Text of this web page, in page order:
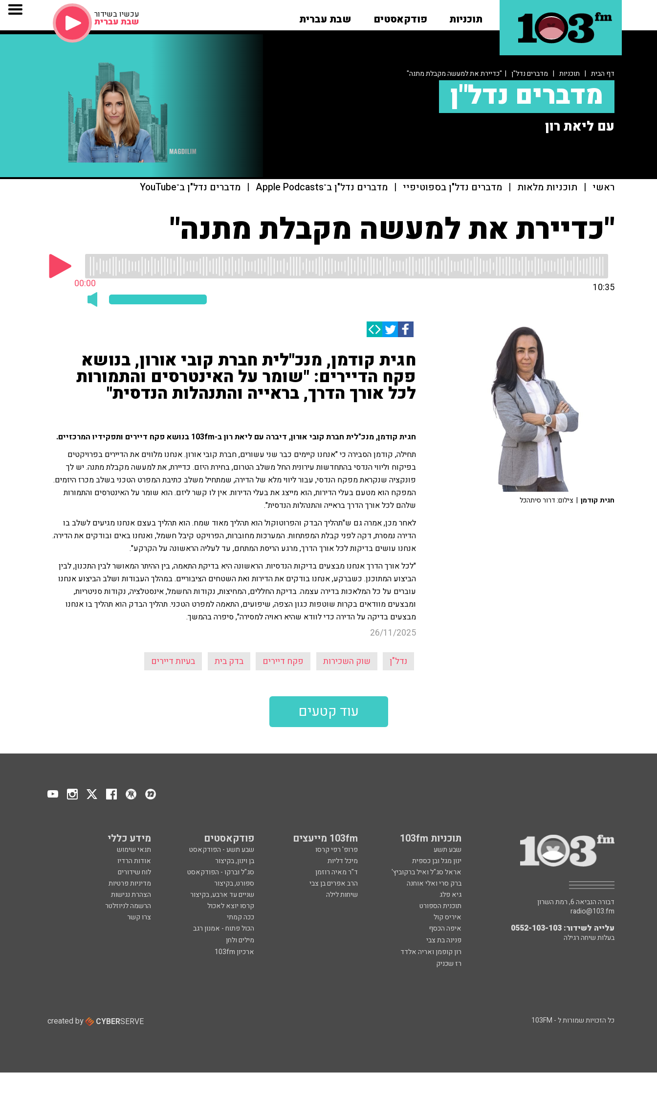
תוכניות פודקאסטים שבת עברית עכשיו בשידור
שבת עברית
דף הבית | תוכניות | מדברים נדל"ן | "כדיירת את למעשה מקבלת מתנה"
מדברים נדל"ן
עם ליאת רון
ראשי | תוכניות מלאות | מדברים נדל"ן בספוטיפיי | מדברים נדל"ן ב־Apple Podcasts | מדברים נדל"ן ב־YouTube
"כדיירת את למעשה מקבלת מתנה"
00:00 10:35
חגית קודמן, מנכ"לית חברת קובי אורון, בנושא
פקח הדיירים: "שומר על האינטרסים והתמורות
לכל אורך הדרך, בראייה והתנהלות הנדסית"
חגית קודמן, מנכ"לית חברת קובי אורון, דיברה עם ליאת רון ב-103fm בנושא פקח דיירים ותפקידיו המרכזיים.
תחילה, קודמן הסבירה כי "אנחנו קיימים כבר שני עשורים, חברת קובי אורון. אנחנו מלווים את הדיירים בפרויקטים
בפיקוח וליווי הנדסי בהתחדשות עירונית החל משלב הטרום, בחירת היזם. כדיירת, את למעשה מקבלת מתנה. יש לך
פונקציה שנקראת מפקח הנדסי, עבור ליווי מלא של הדירה, שמתחיל משלב כתיבת המפרט הטכני בשלב מכרז היזמים.
המפקח הוא מטעם בעלי הדירות, הוא מייצג את בעלי הדירות. אין לו קשר ליזם. הוא שומר על האינטרסים והתמורות
שלהם לכל אורך הדרך בראייה והתנהלות הנדסית".
לאחר מכן, אמרה גם ש"תהליך הבדק והפרוטוקול הוא תהליך מאוד שמח. הוא תהליך בעצם אנחנו מגיעים לשלב בו
הדירה נמסרת, דקה לפני קבלת המפתחות. המערכות מחוברות, הפרויקט קיבל חשמל, ואנחנו באים ובודקים את הדירה.
אנחנו עושים בדיקות לכל אורך הדרך, מרגע הריסת המתחם, עד לעליה הראשונה על הקרקע".
"לכל אורך הדרך אנחנו מבצעים בדיקות הנדסיות. הראשונה היא בדיקת התאמה, בין ההיתר המאושר לבין התכנון, לבין
הביצוע המתוכנן. כשברקע, אנחנו בודקים את הדירות ואת השטחים הציבוריים. במהלך העבודות ושלב הביצוע אנחנו
עוברים על כל המלאכות בדירה עצמה. בדיקת החללים, המחיצות, נקודות החשמל, אינסטלציה, נקודות סניטריות,
ומבצעים מוודאים בקרות שוטפות כגון הצפה, שיפועים, התאמה למפרט הטכני. תהליך הבדק הוא תהליך בו אנחנו
מבצעים בדיקה על הדירה כדי לוודא שהיא ראויה למסירה", סיפרה בהמשך.
26/11/2025
נדל"ן שוק השכירות פקח דיירים בדק בית בעיות דיירים
חגית קודמן | צילום: דרור סיתהכל
עוד קטעים
תוכניות 103fm 103fm מייעצים פודקאסטים מידע כללי
שבע תשע פרופ' רפי קרסו שבע תשע - הפודקאסט
תנאי שימוש
ינון מגל ובן כספית
מיכל דליות בן וינון, בקיצור
אודות הרדיו
אראל סג"ל ואיל ברקוביץ'
ד"ר מאיה רוזמן סג"ל וברקו - הפודקאסט
לוח שידורים
ברק סרי ואלי אוחנה
הרב אפרים בן צבי ספורט, בקיצור
מדיניות פרטיות
גיא פלג
שיחות לילה שניים עד ארבע, בקיצור
הצהרת נגישות
תוכנית הספורט
קרסו יוצא לאכול
הרשמה לניוזלטר
איריס קול
ככה קמתי
צרו קשר
איפה הכסף
הכול פתוח - אמנון רגב
פנינה בת צבי
מילים ולחן
רון קופמן ואריה אלדד
ארכיון 103fm
רז שכניק
דבורה הנביאה 6, רמת השרון
radio@103.fm
עלייה לשידור: 0552-103-103
בעלות שיחה רגילה
כל הזכויות שמורות ל - 103FM created by CYBERSERVE